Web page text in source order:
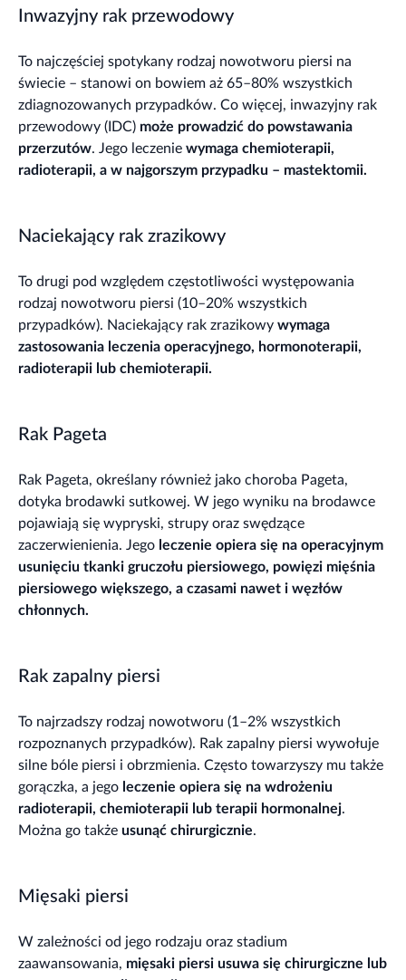
Inwazyjny rak przewodowy
To najczęściej spotykany rodzaj nowotworu piersi na
świecie – stanowi on bowiem aż 65–80% wszystkich
zdiagnozowanych przypadków. Co więcej, inwazyjny rak
przewodowy (IDC) może prowadzić do powstawania
przerzutów. Jego leczenie wymaga chemioterapii,
radioterapii, a w najgorszym przypadku – mastektomii.
Naciekający rak zrazikowy
To drugi pod względem częstotliwości występowania
rodzaj nowotworu piersi (10–20% wszystkich
przypadków). Naciekający rak zrazikowy wymaga
zastosowania leczenia operacyjnego, hormonoterapii,
radioterapii lub chemioterapii.
Rak Pageta
Rak Pageta, określany również jako choroba Pageta,
dotyka brodawki sutkowej. W jego wyniku na brodawce
pojawiają się wypryski, strupy oraz swędzące
zaczerwienienia. Jego leczenie opiera się na operacyjnym
usunięciu tkanki gruczołu piersiowego, powięzi mięśnia
piersiowego większego, a czasami nawet i węzłów
chłonnych.
Rak zapalny piersi
To najrzadszy rodzaj nowotworu (1–2% wszystkich
rozpoznanych przypadków). Rak zapalny piersi wywołuje
silne bóle piersi i obrzmienia. Często towarzyszy mu także
gorączka, a jego leczenie opiera się na wdrożeniu
radioterapii, chemioterapii lub terapii hormonalnej.
Można go także usunąć chirurgicznie.
Mięsaki piersi
W zależności od jego rodzaju oraz stadium
zaawansowania, mięsaki piersi usuwa się chirurgiczne lub